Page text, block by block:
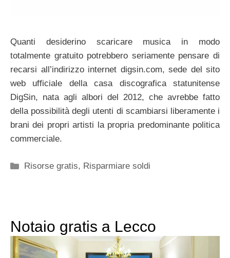
Quanti desiderino scaricare musica in modo
totalmente gratuito potrebbero seriamente pensare di
recarsi all’indirizzo internet digsin.com, sede del sito
web ufficiale della casa discografica statunitense
DigSin, nata agli albori del 2012, che avrebbe fatto
della possibilità degli utenti di scambiarsi liberamente i
brani dei propri artisti la propria predominante politica
commerciale.
Categorie
Risorse gratis, Risparmiare soldi
Notaio gratis a Lecco